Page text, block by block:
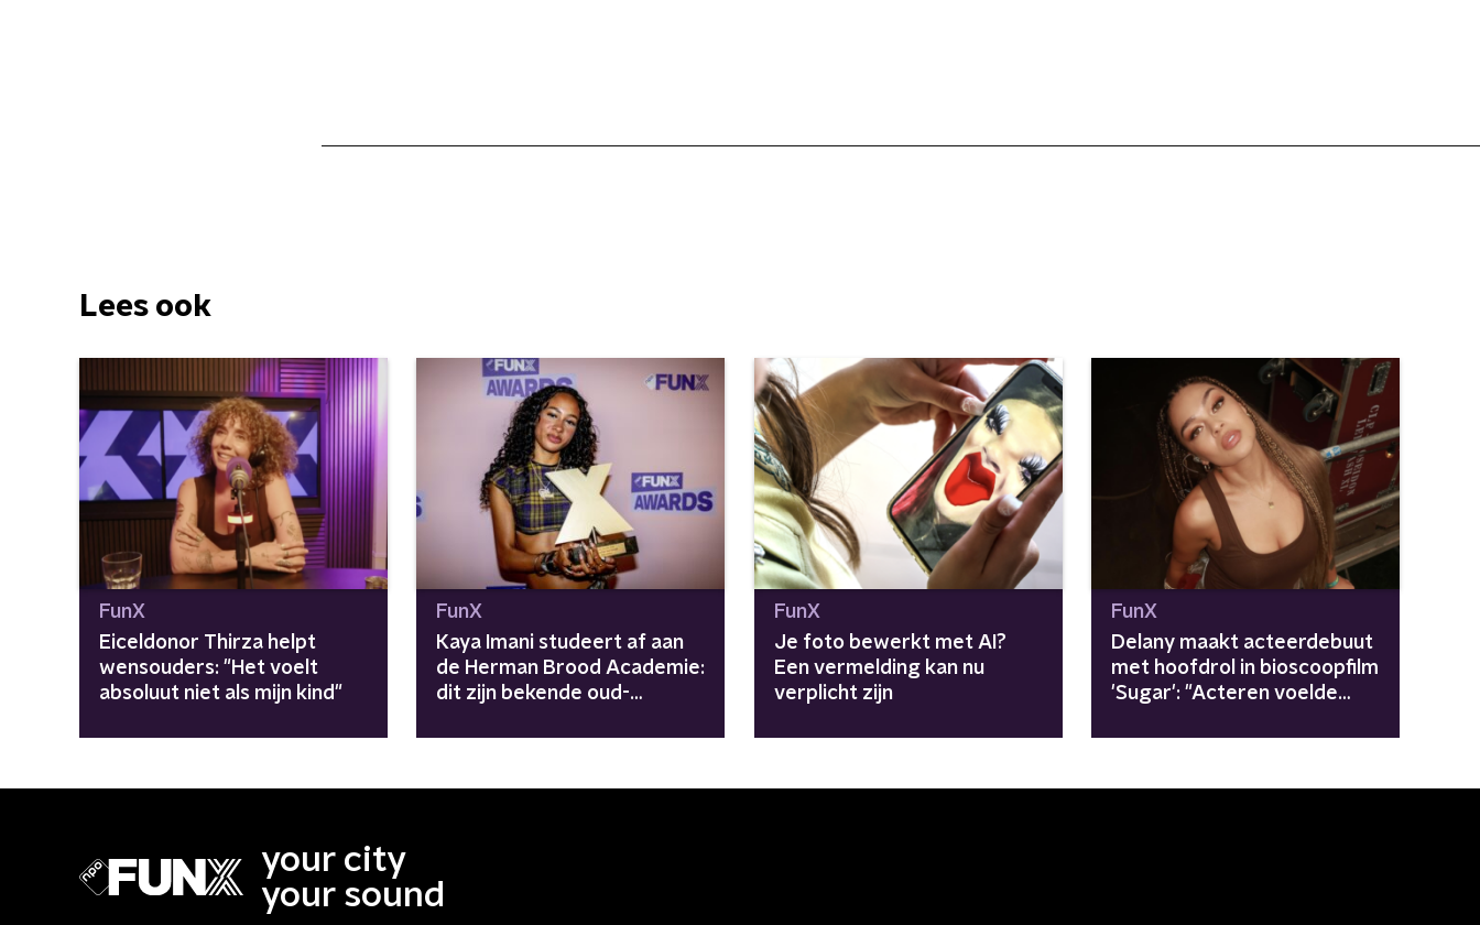
Lees ook
FunX
Eiceldonor Thirza helpt
wensouders: "Het voelt
absoluut niet als mijn kind"
FunX
Kaya Imani studeert af aan
de Herman Brood Academie:
dit zijn bekende oud-
FunX
Je foto bewerkt met AI?
Een vermelding kan nu
verplicht zijn
FunX
Delany maakt acteerdebuut
met hoofdrol in bioscoopfilm
'Sugar': "Acteren voelde
your city
your sound